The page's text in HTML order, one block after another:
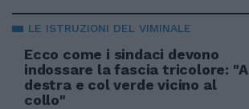
LE ISTRUZIONI DEL VIMINALE
Ecco come i sindaci devono
indossare la fascia tricolore: "A
destra e col verde vicino al
collo"